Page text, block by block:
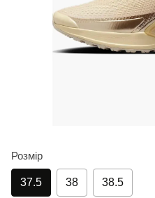
Розмір
37.5 38 38.5